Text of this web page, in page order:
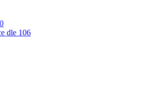
dle 106